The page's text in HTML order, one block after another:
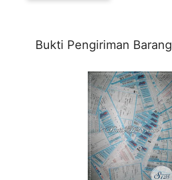
Bukti Pengiriman Barang